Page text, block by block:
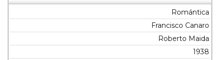
Romántica
Francisco Canaro
Roberto Maida
1938